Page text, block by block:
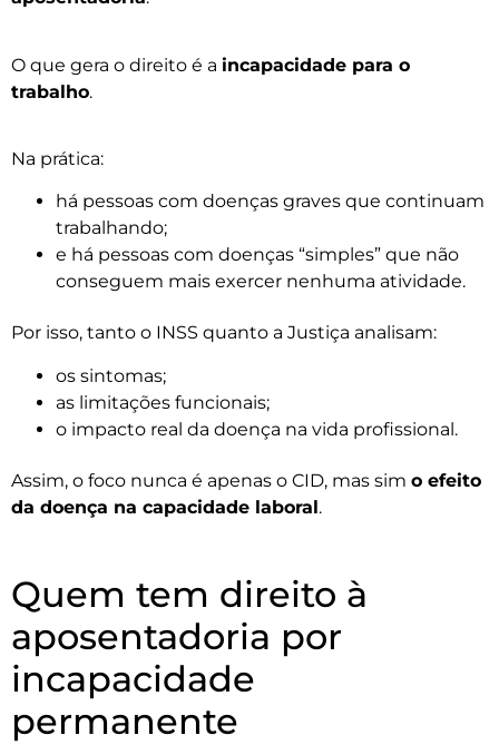
O que gera o direito é a incapacidade para o
trabalho.
Na prática:
há pessoas com doenças graves que continuam
trabalhando;
e há pessoas com doenças “simples” que não
conseguem mais exercer nenhuma atividade.
Por isso, tanto o INSS quanto a Justiça analisam:
os sintomas;
as limitações funcionais;
o impacto real da doença na vida profissional.
Assim, o foco nunca é apenas o CID, mas sim o efeito
da doença na capacidade laboral.
Quem tem direito à
aposentadoria por
incapacidade
permanente